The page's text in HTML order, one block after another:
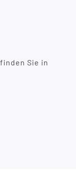
Sie in